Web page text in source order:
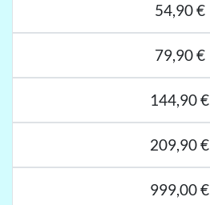
54,90 €
79,90 €
144,90 €
209,90 €
999,00 €